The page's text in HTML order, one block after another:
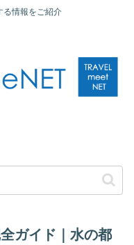
る情報をご紹介
ガイド｜水の都